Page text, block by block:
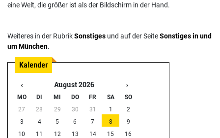
eine Welt, die größer ist als der Bildschirm in der Hand.
Weiteres in der RubrikSonstiges und auf der SeiteSonstiges in und
um München.
‹ August 2026 ›
MO DI MI DO FR SA
SO
27
28 29 30 31 1
2
3
4 5 6 7 8
9
10
11 12 13 14 15
16